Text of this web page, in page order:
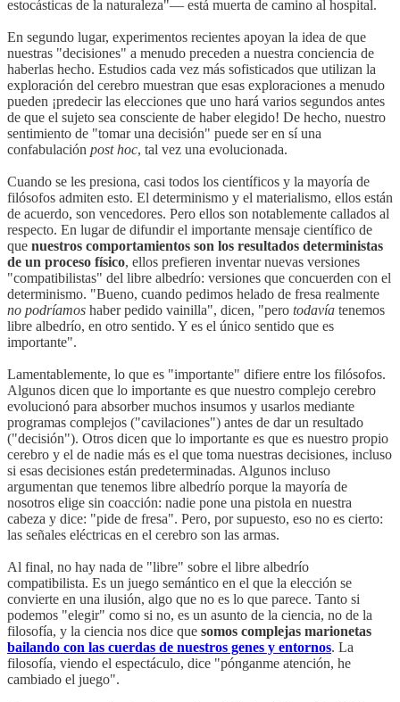
estocásticas de la naturaleza"— está muerta de camino al hospital.
En segundo lugar, experimentos recientes apoyan la idea de que
nuestras "decisiones" a menudo preceden a nuestra conciencia de
haberlas hecho. Estudios cada vez más sofisticados que utilizan la
exploración del cerebro muestran que esas exploraciones a menudo
pueden ¡predecir las elecciones que uno hará varios segundos antes
de que el sujeto sea consciente de haber elegido! De hecho, nuestro
sentimiento de "tomar una decisión" puede ser en sí una
confabulación post hoc, tal vez una evolucionada.
Cuando se les presiona, casi todos los científicos y la mayoría de
filósofos admiten esto. El determinismo y el materialismo, ellos están
de acuerdo, son vencedores. Pero ellos son notablemente callados al
respecto. En lugar de difundir el importante mensaje científico de
que nuestros comportamientos son los resultados deterministas
de un proceso físico, ellos prefieren inventar nuevas versiones
"compatibilistas" del libre albedrío: versiones que concuerden con el
determinismo. "Bueno, cuando pedimos helado de fresa realmente
no podríamos haber pedido vainilla", dicen, "pero todavía tenemos
libre albedrío, en otro sentido. Y es el único sentido que es
importante".
Lamentablemente, lo que es "importante" difiere entre los filósofos.
Algunos dicen que lo importante es que nuestro complejo cerebro
evolucionó para absorber muchos insumos y usarlos mediante
programas complejos ("cavilaciones") antes de dar un resultado
("decisión"). Otros dicen que lo importante es que es nuestro propio
cerebro y el de nadie más es el que toma nuestras decisiones, incluso
si esas decisiones están predeterminadas. Algunos incluso
argumentan que tenemos libre albedrío porque la mayoría de
nosotros elige sin coacción: nadie pone una pistola en nuestra
cabeza y dice: "pide de fresa". Pero, por supuesto, eso no es cierto:
las señales eléctricas en el cerebro son las armas.
Al final, no hay nada de "libre" sobre el libre albedrío
compatibilista. Es un juego semántico en el que la elección se
convierte en una ilusión, algo que no es lo que parece. Tanto si
podemos "elegir" como si no, es un asunto de la ciencia, no de la
filosofía, y la ciencia nos dice que somos complejas marionetas
bailando con las cuerdas de nuestros genes y entornos. La
filosofía, viendo el espectáculo, dice "pónganme atención, he
cambiado el juego".